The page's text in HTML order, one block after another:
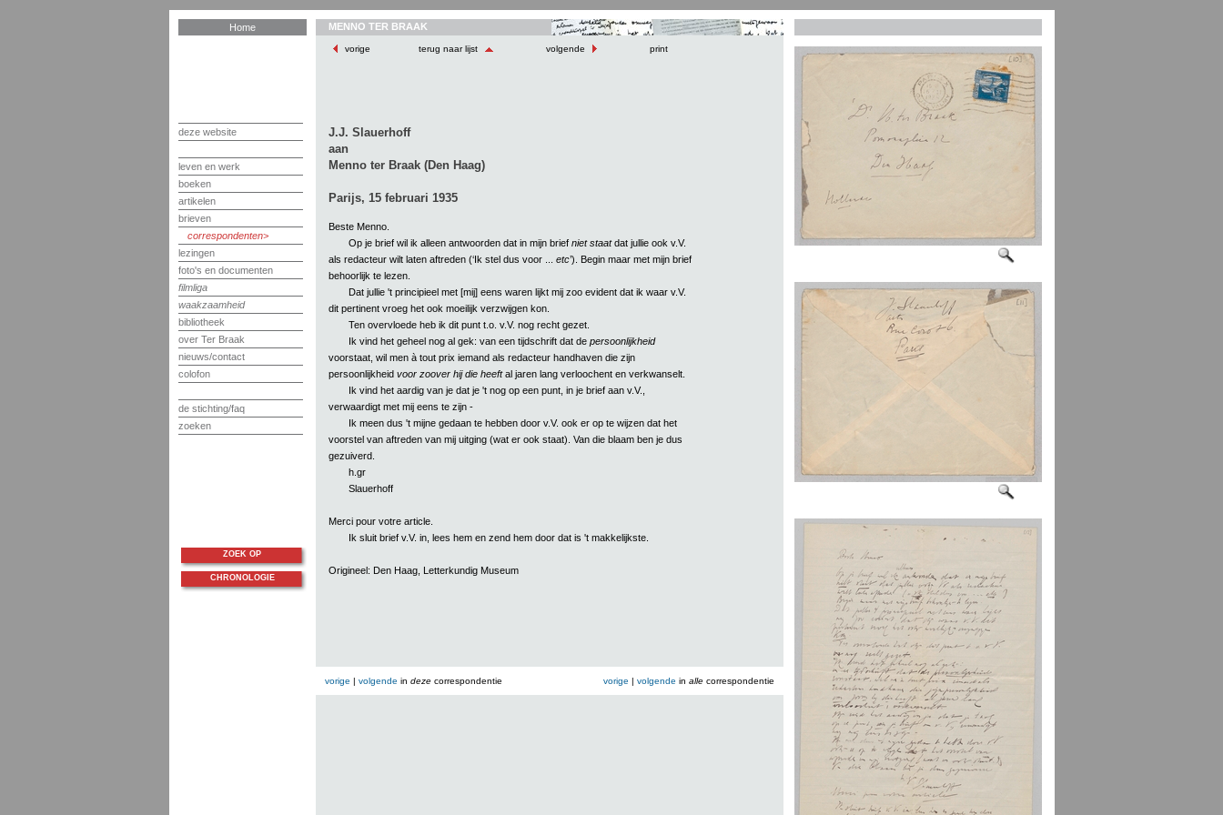
Home
deze website
leven en werk
boeken
artikelen
brieven
correspondenten
lezingen
foto's en documenten
filmliga
waakzaamheid
bibliotheek
over Ter Braak
nieuws/contact
colofon
de stichting/faq
zoeken
MENNO TER BRAAK
vorige terug naar lijst volgende print
J.J. Slauerhoff
aan
Menno ter Braak (Den Haag)
Parijs, 15 februari 1935
Beste Menno.
Op je brief wil ik alleen antwoorden dat in mijn brief niet staatdat jullie ook v.V.
als redacteur wilt laten aftreden (‘Ik stel dus voor ... etc’). Begin maar met mijn brief
behoorlijk te lezen.
Dat jullie 't principieel met [mij] eens waren lijkt mij zoo evident dat ik waar v.V.
dit pertinent vroeg het ook moeilijk verzwijgen kon.
Ten overvloede heb ik dit punt t.o. v.V. nog recht gezet.
Ik vind het geheel nog al gek: van een tijdschrift dat de persoonlijkheid
voorstaat, wil men à tout prix iemand als redacteur handhaven die zijn
persoonlijkheid voor zoover hij die heeftal jaren lang verloochent en verkwanselt.
Ik vind het aardig van je dat je 't nog op een punt, in je brief aan v.V.,
verwaardigt met mij eens te zijn -
Ik meen dus 't mijne gedaan te hebben door v.V. ook er op te wijzen dat het
voorstel van aftreden van mij uitging (wat er ook staat). Van die blaam ben je dus
gezuiverd.
h.gr
Slauerhoff
Merci pour votre article.
Ik sluit brief v.V. in, lees hem en zend hem door dat is 't makkelijkste.
Origineel: Den Haag, Letterkundig Museum
vorige | volgende in dezecorrespondentie vorige | volgende in allecorrespondentie
ZOEK OP
CHRONOLOGIE